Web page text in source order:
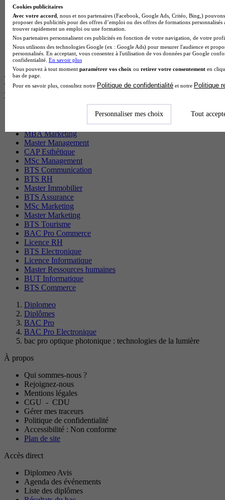
BTS Gpn en alternance
BTS Domotique en alternance
BAC Pro Agora en alternance
BTS Sta en alternance
BTS Iris en alternance
BTS Tpl en alternance
BTS Ati en alternance
Les diplômes par filière les plus
recherchés
MBA Marketing
Master Management
CAP Esthétique
MSc Management
BTS Communication
BTS RH
Master Immobilier
BTS Assurance
MSc Marketing
Master Marketing
BTS Tourisme
BAC Pro Commerce
Licence RH
BTS Electronique
Licence Informatique
Master Ressources humaines
BUT Informatique
BTS Commerce
Diplomeo
Diplômes
BAC Pro
BAC Pro Electronique
bac pro optique photonique : technologies de la lumière
À propos
Qui sommes-nous ?
Rejoignez-nous
Mentions légales
CGU - CDU
Gérer mes traceurs
Politique de confidentialité
Accessibilité : Non conforme
Plan de site
Accès direct
Diplomeo Avis
Agenda des événements
Liste des diplômes
Cookies publicitaires
Avec votre accord , nous et nos partenaires (Facebook, Google Ads, Critéo, Bing,)
proposer des publicités pour des offres d’emploi ou des offres de formations
trouver rapidement un emploi ou une formation.
Nos partenaires personnalisent ces publicités en fonction de votre navigation, de votre
Nous utilisons des technologies Google (ex : Google Ads) pour mesurer l'audience et
personnalisés. En acceptant, vous consentez à l'utilisation de vos données par Google
confidentialité. En savoir plus
Vous pouvez à tout moment paramétrer vos choix ou retirer votre consentement en
bas de page.
Pour en savoir plus, consultez notre Politique de confidentialité et notre Politique
Personnaliser mes choix Tout